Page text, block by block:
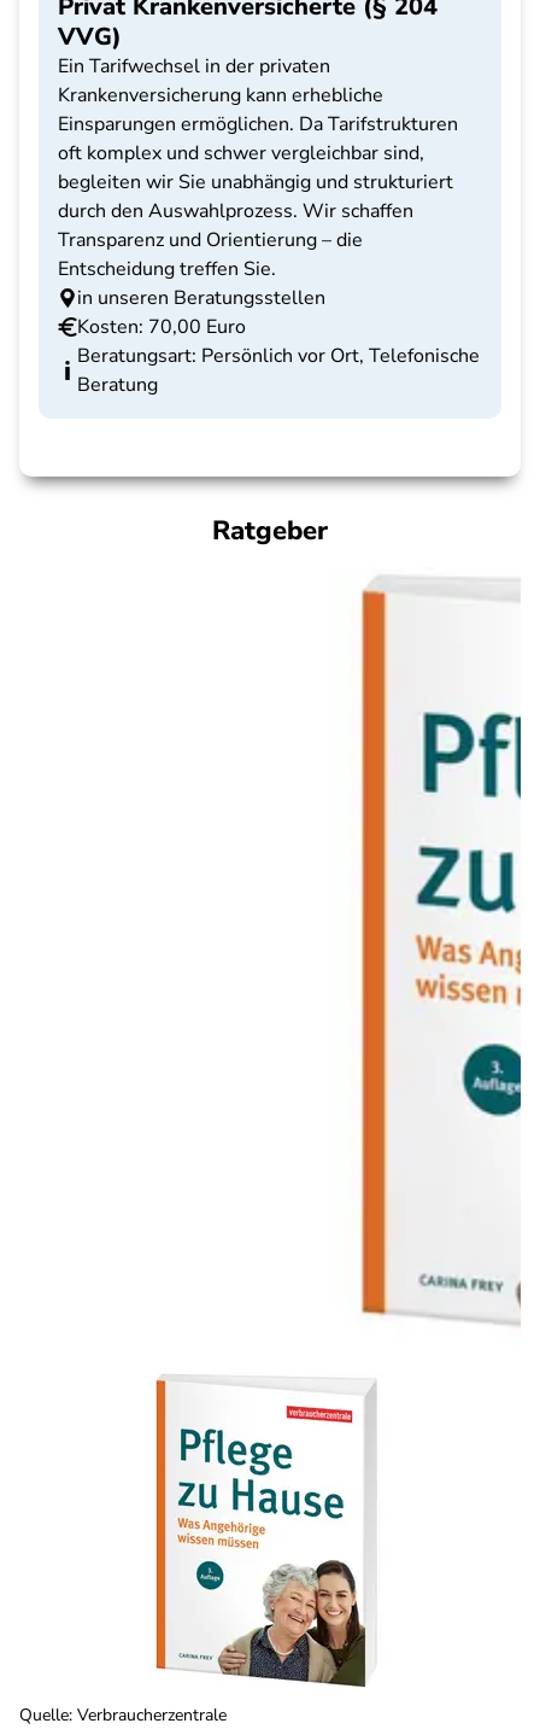
Privat Krankenversicherte (§ 204
VVG)
Ein Tarifwechsel in der privaten
Krankenversicherung kann erhebliche
Einsparungen ermöglichen. Da Tarifstrukturen
oft komplex und schwer vergleichbar sind,
begleiten wir Sie unabhängig und strukturiert
durch den Auswahlprozess. Wir schaffen
Transparenz und Orientierung – die
Entscheidung treffen Sie.
in unseren Beratungsstellen
Kosten: 70,00 Euro
Beratungsart: Persönlich vor Ort, Telefonische
Beratung
Ratgeber
Quelle: Verbraucherzentrale